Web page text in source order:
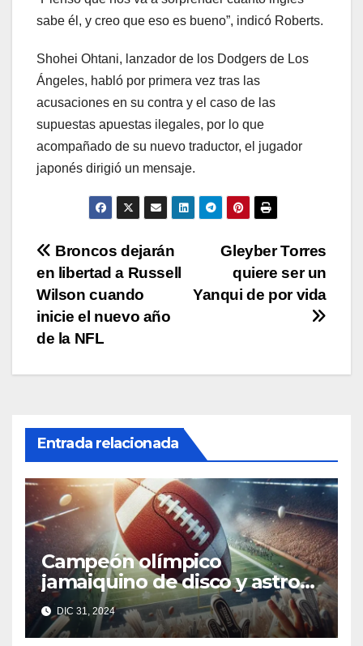
sabe él, y creo que eso es bueno”, indicó Roberts.
Shohei Ohtani, lanzador de los Dodgers de Los
Ángeles, habló por primera vez tras las
acusaciones en su contra y el caso de las
supuestas apuestas ilegales, por lo que
acompañado de su nuevo traductor, el jugador
japonés dirigió un mensaje.
Navegación
de
entradas
Gleyber Torres
quiere ser un
Yanqui de por vida
Broncos dejarán
en libertad a Russell
Wilson cuando
inicie el nuevo año
de la NFL
Entrada relacionada
Campeón olímpico
jamaiquino de disco y astro
australiano de rugby buscan
entrar en la NFL
DIC 31, 2024